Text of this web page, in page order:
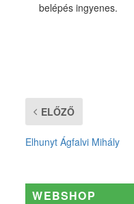
belépés ingyenes.
ELŐZŐ
Elhunyt Ágfalvi Mihály
WEBSHOP